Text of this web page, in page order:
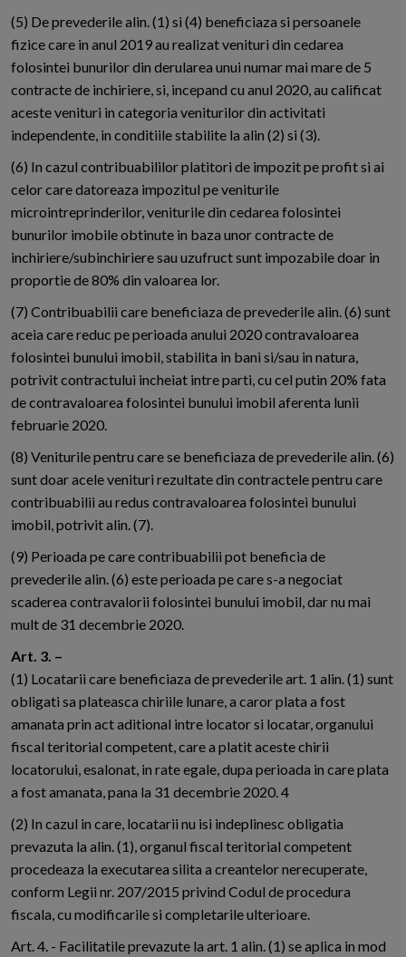
(5) De prevederile alin. (1) si (4) beneficiaza si persoanele
fizice care in anul 2019 au realizat venituri din cedarea
folosintei bunurilor din derularea unui numar mai mare de 5
contracte de inchiriere, si, incepand cu anul 2020, au calificat
aceste venituri in categoria veniturilor din activitati
independente, in conditiile stabilite la alin (2) si (3).
(6) In cazul contribuabililor platitori de impozit pe profit si ai
celor care datoreaza impozitul pe veniturile
microintreprinderilor, veniturile din cedarea folosintei
bunurilor imobile obtinute in baza unor contracte de
inchiriere/subinchiriere sau uzufruct sunt impozabile doar in
proportie de 80% din valoarea lor.
(7) Contribuabilii care beneficiaza de prevederile alin. (6) sunt
aceia care reduc pe perioada anului 2020 contravaloarea
folosintei bunului imobil, stabilita in bani si/sau in natura,
potrivit contractului incheiat intre parti, cu cel putin 20% fata
de contravaloarea folosintei bunului imobil aferenta lunii
februarie 2020.
(8) Veniturile pentru care se beneficiaza de prevederile alin. (6)
sunt doar acele venituri rezultate din contractele pentru care
contribuabilii au redus contravaloarea folosintei bunului
imobil, potrivit alin. (7).
(9) Perioada pe care contribuabilii pot beneficia de
prevederile alin. (6) este perioada pe care s-a negociat
scaderea contravalorii folosintei bunului imobil, dar nu mai
mult de 31 decembrie 2020.
Art. 3. –
(1) Locatarii care beneficiaza de prevederile art. 1 alin. (1) sunt
obligati sa plateasca chiriile lunare, a caror plata a fost
amanata prin act aditional intre locator si locatar, organului
fiscal teritorial competent, care a platit aceste chirii
locatorului, esalonat, in rate egale, dupa perioada in care plata
a fost amanata, pana la 31 decembrie 2020. 4
(2) In cazul in care, locatarii nu isi indeplinesc obligatia
prevazuta la alin. (1), organul fiscal teritorial competent
procedeaza la executarea silita a creantelor nerecuperate,
conform Legii nr. 207/2015 privind Codul de procedura
fiscala, cu modificarile si completarile ulterioare.
Art. 4. - Facilitatile prevazute la art. 1 alin. (1) se aplica in mod